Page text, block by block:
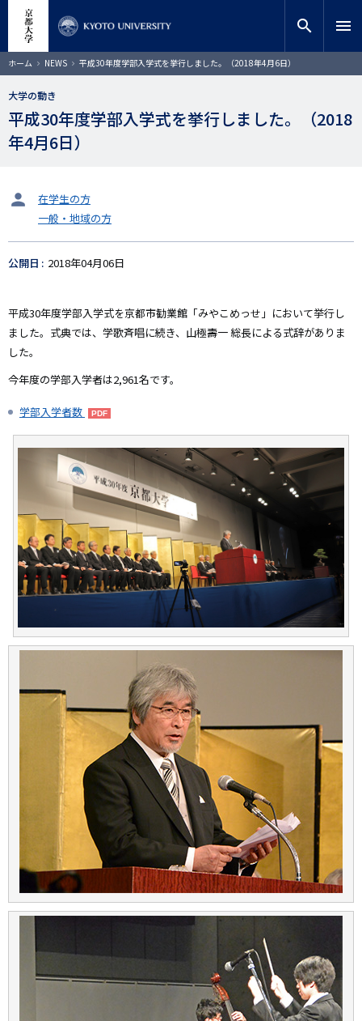
コ
ン
ン
ツ
に
サイト内検索 search menu
ホーム NEWS 平成30年度学部入学式を挙行しました。（2018年4月6日）
大学の動き
平成30年度学部入学式を挙行しました。（2018
年4月6日）
タ
ッ
ト
在学生の方
一般・地域の方
公開日 2018年04月06日
平成30年度学部入学式を京都市勧業館「みやこめっせ」において挙行し
ました。式典では、学歌斉唱に続き、山極壽一 総長による式辞がありま
した。
今年度の学部入学者は2,961名です。
学部入学者数